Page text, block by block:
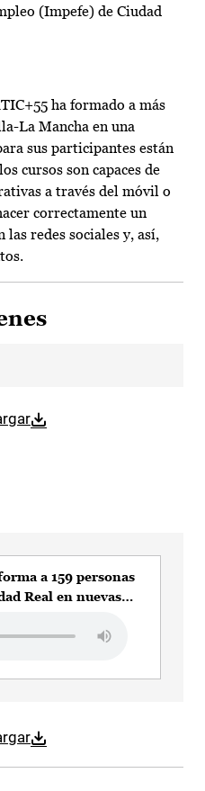
(Impefe) de Ciudad
ha formado a más
La Mancha en una
sus participantes están
cursos son capaces de
a través del móvil o
correctamente un
redes sociales y, así,
a 159 personas
Real en nuevas